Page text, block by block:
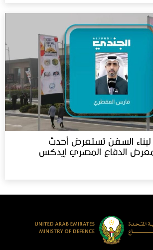
السفن تستعرض أحدث
الدفاع المصري إيدكس‬⁩